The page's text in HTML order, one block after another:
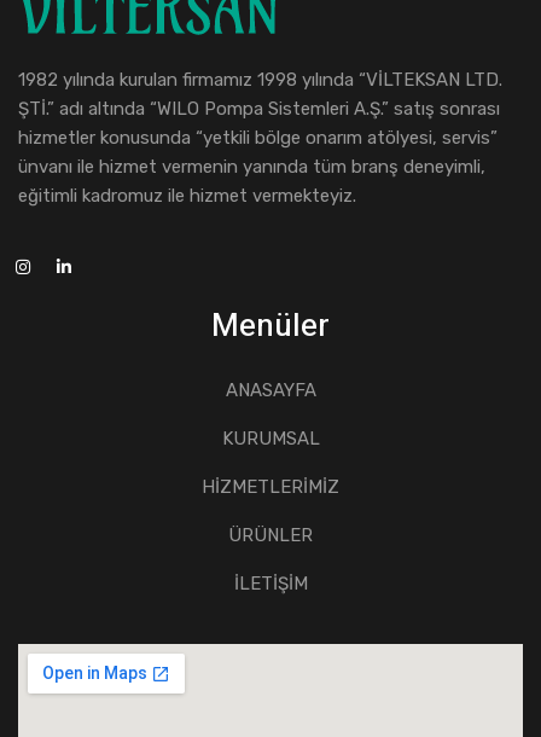
1982 yılında kurulan firmamız 1998 yılında “VİLTEKSAN LTD.
ŞTİ.” adı altında “WILO Pompa Sistemleri A.Ş.” satış sonrası
hizmetler konusunda “yetkili bölge onarım atölyesi, servis”
ünvanı ile hizmet vermenin yanında tüm branş deneyimli,
eğitimli kadromuz ile hizmet vermekteyiz.
Menüler
ANASAYFA
KURUMSAL
HİZMETLERİMİZ
ÜRÜNLER
İLETİŞİM